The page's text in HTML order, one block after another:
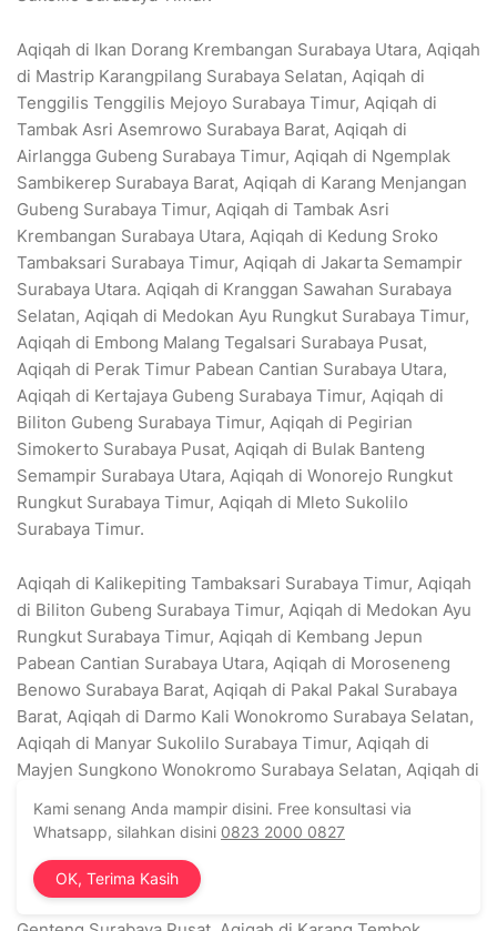
Aqiqah di Ikan Dorang Krembangan Surabaya Utara, Aqiqah
di Mastrip Karangpilang Surabaya Selatan, Aqiqah di
Tenggilis Tenggilis Mejoyo Surabaya Timur, Aqiqah di
Tambak Asri Asemrowo Surabaya Barat, Aqiqah di
Airlangga Gubeng Surabaya Timur, Aqiqah di Ngemplak
Sambikerep Surabaya Barat, Aqiqah di Karang Menjangan
Gubeng Surabaya Timur, Aqiqah di Tambak Asri
Krembangan Surabaya Utara, Aqiqah di Kedung Sroko
Tambaksari Surabaya Timur, Aqiqah di Jakarta Semampir
Surabaya Utara. Aqiqah di Kranggan Sawahan Surabaya
Selatan, Aqiqah di Medokan Ayu Rungkut Surabaya Timur,
Aqiqah di Embong Malang Tegalsari Surabaya Pusat,
Aqiqah di Perak Timur Pabean Cantian Surabaya Utara,
Aqiqah di Kertajaya Gubeng Surabaya Timur, Aqiqah di
Biliton Gubeng Surabaya Timur, Aqiqah di Pegirian
Simokerto Surabaya Pusat, Aqiqah di Bulak Banteng
Semampir Surabaya Utara, Aqiqah di Wonorejo Rungkut
Rungkut Surabaya Timur, Aqiqah di Mleto Sukolilo
Surabaya Timur.
Aqiqah di Kalikepiting Tambaksari Surabaya Timur, Aqiqah
di Biliton Gubeng Surabaya Timur, Aqiqah di Medokan Ayu
Rungkut Surabaya Timur, Aqiqah di Kembang Jepun
Pabean Cantian Surabaya Utara, Aqiqah di Moroseneng
Benowo Surabaya Barat, Aqiqah di Pakal Pakal Surabaya
Barat, Aqiqah di Darmo Kali Wonokromo Surabaya Selatan,
Aqiqah di Manyar Sukolilo Surabaya Timur, Aqiqah di
Mayjen Sungkono Wonokromo Surabaya Selatan, Aqiqah di
Jerawat Pakal Surabaya Barat, Aqiqah di Dr. Soetomo
Genteng Surabaya Pusat, Aqiqah di Pacar Keling
Tambaksari Surabaya Timur, Aqiqah di Achmad Jais
Kami senang Anda mampir disini. Free konsultasi via
Whatsapp, silahkan disini 0823 2000 0827
OK, Terima Kasih